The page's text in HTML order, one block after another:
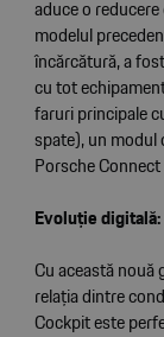
aduce o
modelul
încărcătură, a
cu tot
faruri principale
spate), un modul
Porsche
Evoluție
Cu această nouă
relația dintre
Cockpit este